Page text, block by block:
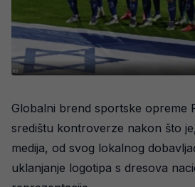
Globalni brend sportske opreme
središtu kontroverze nakon što
medija, od svog lokalnog
uklanjanje logotipa s dresova